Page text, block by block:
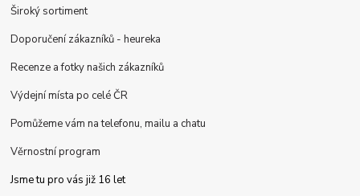
Široký sortiment
Doporučení zákazníků - heureka
Recenze a fotky našich zákazníků
Výdejní místa po celé ČR
Pomůžeme vám na telefonu, mailu a chatu
Věrnostní program
Jsme tu pro vás již 16 let